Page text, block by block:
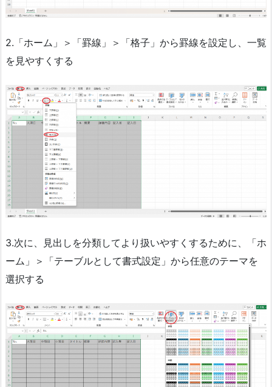
2.「ホーム」＞「罫線」＞「格子」から罫線を設定し、一覧
を見やすくする
3.次に、見出しを分類してより扱いやすくするために、「ホ
ーム」＞「テーブルとして書式設定」から任意のテーマを
選択する